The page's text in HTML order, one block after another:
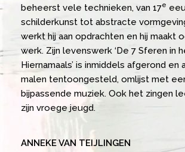
beheerst vele technieken, van 17e
schilderkunst tot abstracte
werkt hij aan opdrachten en hij maakt
werk. Zijn levenswerk ‘De 7 Sferen in
Hiernamaals’ is inmiddels afgerond en
malen tentoongesteld, omlijst met
bijpassende muziek. Ook het zingen
zijn vroege jeugd.
ANNEKE VAN TEIJLINGEN